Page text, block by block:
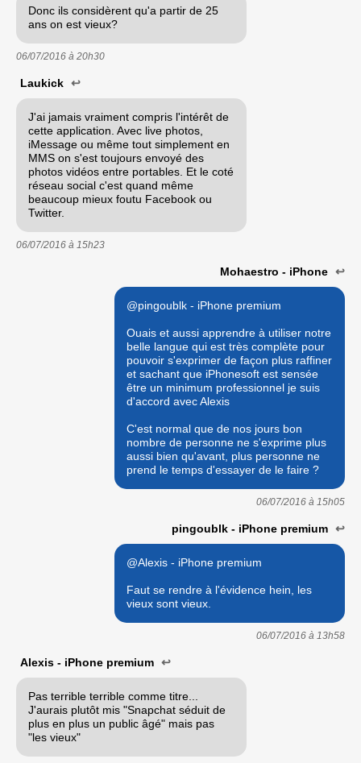
Donc ils considèrent qu'a partir de 25
ans on est vieux?
06/07/2016 à 20h30
Laukick ↩
J'ai jamais vraiment compris l'intérêt de
cette application. Avec live photos,
iMessage ou même tout simplement en
MMS on s'est toujours envoyé des
photos vidéos entre portables. Et le coté
réseau social c'est quand même
beaucoup mieux foutu Facebook ou
Twitter.
06/07/2016 à 15h23
Mohaestro - iPhone ↩
@pingoublk - iPhone premium
Ouais et aussi apprendre à utiliser notre
belle langue qui est très complète pour
pouvoir s'exprimer de façon plus raffiner
et sachant que iPhonesoft est sensée
être un minimum professionnel je suis
d'accord avec Alexis
C'est normal que de nos jours bon
nombre de personne ne s'exprime plus
aussi bien qu'avant, plus personne ne
prend le temps d'essayer de le faire ?
06/07/2016 à 15h05
pingoublk - iPhone premium ↩
@Alexis - iPhone premium
Faut se rendre à l'évidence hein, les
vieux sont vieux.
06/07/2016 à 13h58
Alexis - iPhone premium ↩
Pas terrible terrible comme titre...
J'aurais plutôt mis "Snapchat séduit de
plus en plus un public âgé" mais pas
"les vieux"